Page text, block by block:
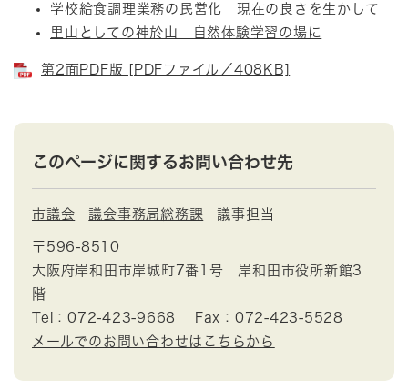
学校給食調理業務の民営化 現在の良さを生かして
里山としての神於山 自然体験学習の場に
第2面PDF版 [PDFファイル／408KB]
このページに関するお問い合わせ先
市議会 議会事務局総務課 議事担当
〒596-8510
大阪府岸和田市岸城町7番1号 岸和田市役所新館3
階
Tel：072-423-9668
Fax：072-423-5528
メールでのお問い合わせはこちらから